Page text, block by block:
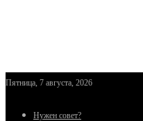
Пятница, 7 августа, 2026
Нужен совет?